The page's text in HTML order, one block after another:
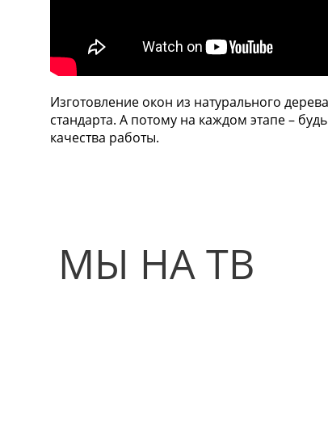
Изготовление окон из натурального
стандарта. А потому на каждом этапе –
качества работы.
МЫ НА ТВ